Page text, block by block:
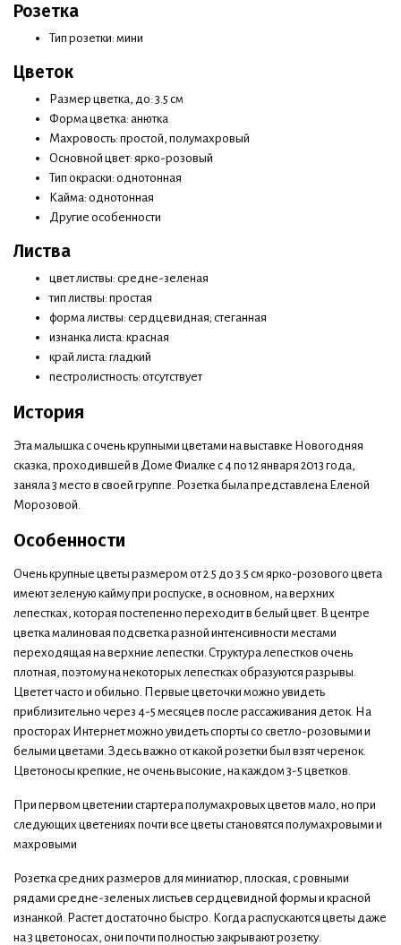
Розетка
Тип розетки: мини
Цветок
Размер цветка, до: 3.5 см
Форма цветка: анютка
Махровость: простой, полумахровый
Основной цвет: ярко-розовый
Тип окраски: однотонная
Кайма: однотонная
Другие особенности
Листва
цвет листвы: средне-зеленая
тип листвы: простая
форма листвы: сердцевидная; стеганная
изнанка листа: красная
край листа: гладкий
пестролистность: отсутствует
История
Эта малышка с очень крупными цветами на выставке Новогодняя
сказка, проходившей в Доме Фиалке с 4 по 12 января 2013 года,
заняла 3 место в своей группе. Розетка была представлена Еленой
Морозовой.
Особенности
Очень крупные цветы размером от 2.5 до 3.5 см ярко-розового цвета
имеют зеленую кайму при роспуске, в основном, на верхних
лепестках, которая постепенно переходит в белый цвет. В центре
цветка малиновая подсветка разной интенсивности местами
переходящая на верхние лепестки. Структура лепестков очень
плотная, поэтому на некоторых лепестках образуются разрывы.
Цветет часто и обильно. Первые цветочки можно увидеть
приблизительно через 4-5 месяцев после рассаживания деток. На
просторах Интернет можно увидеть спорты со светло-розовыми и
белыми цветами. Здесь важно от какой розетки был взят черенок.
Цветоносы крепкие, не очень высокие, на каждом 3-5 цветков.
При первом цветении стартера полумахровых цветов мало, но при
следующих цветениях почти все цветы становятся полумахровыми и
махровыми
Розетка средних размеров для миниатюр, плоская, с ровными
рядами средне-зеленых листьев сердцевидной формы и красной
изнанкой. Растет достаточно быстро. Когда распускаются цветы даже
на 3 цветоносах, они почти полностью закрывают розетку.